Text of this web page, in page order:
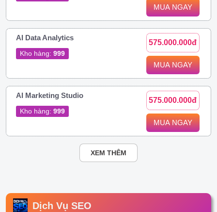
MUA NGAY
AI Data Analytics
Kho hàng: 999
575.000.000đ
MUA NGAY
AI Marketing Studio
Kho hàng: 999
575.000.000đ
MUA NGAY
XEM THÊM
Dịch Vụ SEO